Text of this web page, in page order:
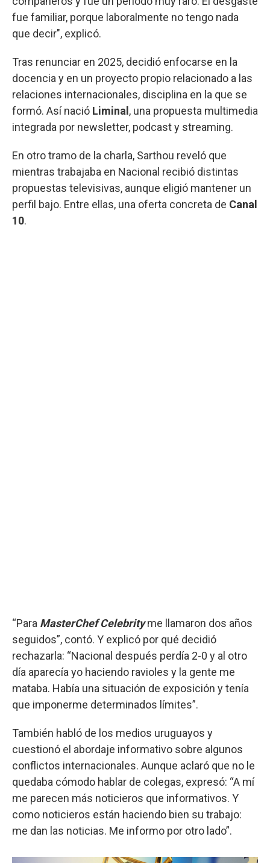
fue familiar, porque laboralmente no tengo nada
que decir", explicó.
Tras renunciar en 2025, decidió enfocarse en la
docencia y en un proyecto propio relacionado a las
relaciones internacionales, disciplina en la que se
formó. Así nació Liminal , una propuesta multimedia
integrada por newsletter, podcast y streaming.
En otro tramo de la charla, Sarthou reveló que
mientras trabajaba en Nacional recibió distintas
propuestas televisivas, aunque eligió mantener un
perfil bajo. Entre ellas, una oferta concreta de Canal
10.
“Para MasterChef Celebrityme llamaron dos años
seguidos”, contó. Y explicó por qué decidió
rechazarla: “Nacional después perdía 2-0 y al otro
día aparecía yo haciendo ravioles y la gente me
mataba. Había una situación de exposición y tenía
que imponerme determinados límites”.
También habló de los medios uruguayos y
cuestionó el abordaje informativo sobre algunos
conflictos internacionales. Aunque aclaró que no le
quedaba cómodo hablar de colegas, expresó: “A mí
me parecen más noticieros que informativos. Y
como noticieros están haciendo bien su trabajo:
me dan las noticias. Me informo por otro lado”.